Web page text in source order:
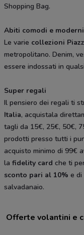
Shopping Bag.
Abiti comodi e moderni
Le varie collezioni
metropolitano. Denim,
essere indossati in
Super regali
Il pensiero dei regali ti
Italia, acquistala
tagli da 15€, 25€, 50€,
prodotti presso tutti i
acquisto minimo di 99€
la fidelity card che ti
sconto pari al 10% e di
salvadanaio.
Offerte volantini e